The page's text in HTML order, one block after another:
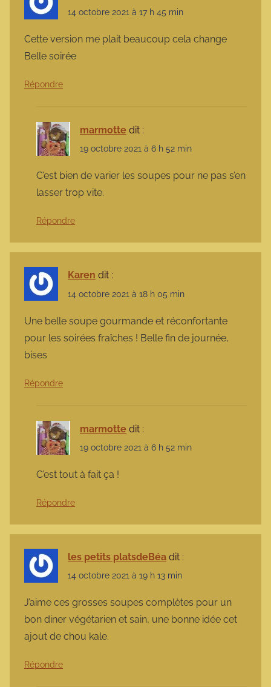
14 octobre 2021 à 17 h 45 min
Cette version me plait beaucoup cela change
Belle soirée
Répondre
marmotte dit :
19 octobre 2021 à 6 h 52 min
C’est bien de varier les soupes pour ne pas s’en
lasser trop vite.
Répondre
Karen dit :
14 octobre 2021 à 18 h 05 min
Une belle soupe gourmande et réconfortante
pour les soirées fraîches ! Belle fin de journée,
bises
Répondre
marmotte dit :
19 octobre 2021 à 6 h 52 min
C’est tout à fait ça !
Répondre
les petits platsdeBéa dit :
14 octobre 2021 à 19 h 13 min
J’aime ces grosses soupes complètes pour un
bon diner végétarien et sain, une bonne idée cet
ajout de chou kale.
Répondre